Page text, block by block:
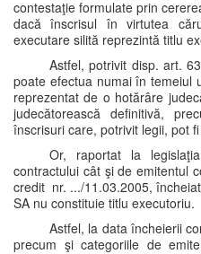
contestaţie formulate prin
dacă înscrisul în virtutea
executare silită reprezintă titlu
Astfel, potrivit disp. art.
poate efectua numai în temeiul
reprezentat de o hotărâre
judecătorească definitivă,
înscrisuri care, potrivit legii, pot
Or, raportat la
contractului cât şi de emitentul
credit nr. .../11.03.2005,
SA nu constituie titlu executoriu.
Astfel, la data încheierii
precum şi categoriile de